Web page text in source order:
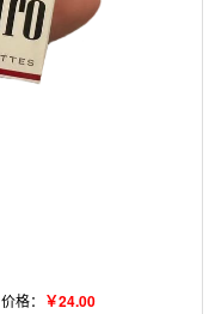
价格： ￥24.00